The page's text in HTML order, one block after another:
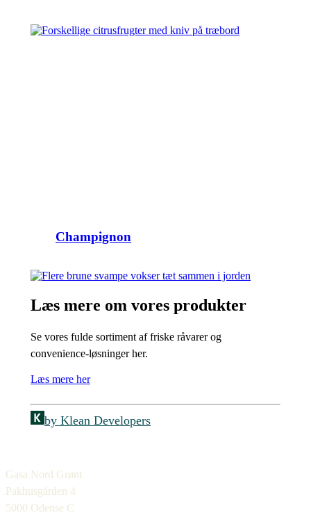
Champignon
Læs mere om vores produkter
Se vores fulde sortiment af friske råvarer og
convenience-løsninger her.
Læs mere her
by Klean Developers
Gasa Nord Grønt
Pakhusgården 4
5000 Odense C